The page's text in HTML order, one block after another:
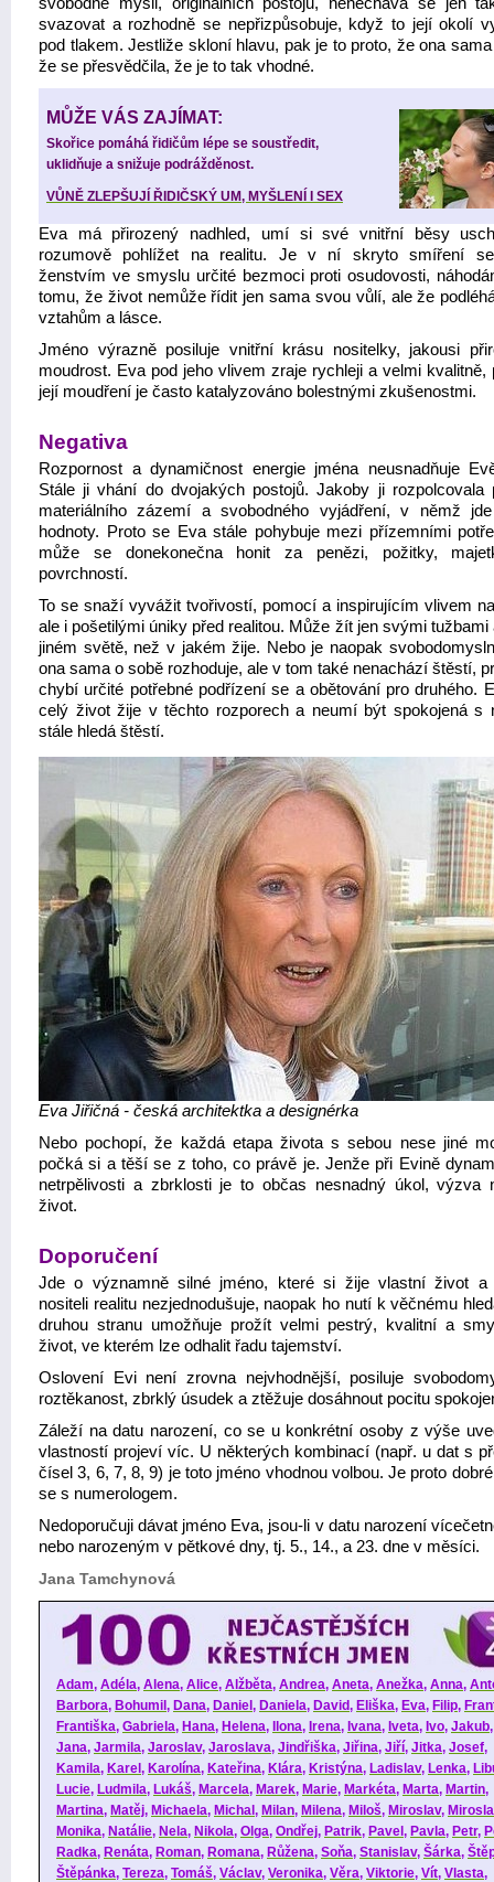
svazovat a rozhodně se nepřizpůsobuje, když to její okolí
pod tlakem. Jestliže skloní hlavu, pak je to proto, že ona
že se přesvědčila, že je to tak vhodné.
MŮŽE VÁS ZAJÍMAT:
Skořice pomáhá řidičům lépe se soustředit,
uklidňuje a snižuje podrážděnost.
VŮNĚ ZLEPŠUJÍ ŘIDIČSKÝ UM, MYŠLENÍ I SEX
Eva má přirozený nadhled, umí si své vnitřní běsy
rozumově pohlížet na realitu. Je v ní skryto smíření
ženstvím ve smyslu určité bezmoci proti osudovosti,
tomu, že život nemůže řídit jen sama svou vůlí, ale že
vztahům a lásce.
Jméno výrazně posiluje vnitřní krásu nositelky, jakousi
moudrost. Eva pod jeho vlivem zraje rychleji a velmi kvalitně,
její moudření je často katalyzováno bolestnými zkušenostmi.
Negativa
Rozpornost a dynamičnost energie jména neusnadňuje
Stále ji vhání do dvojakých postojů. Jakoby ji rozpolcovala
materiálního zázemí a svobodného vyjádření, v němž
hodnoty. Proto se Eva stále pohybuje mezi přízemními
může se donekonečna honit za penězi, požitky,
povrchností.
To se snaží vyvážit tvořivostí, pomocí a inspirujícím vlivem
ale i pošetilými úniky před realitou. Může žít jen svými tužbami
jiném světě, než v jakém žije. Nebo je naopak
ona sama o sobě rozhoduje, ale v tom také nenachází štěstí,
chybí určité potřebné podřízení se a obětování pro druhého.
celý život žije v těchto rozporech a neumí být spokojená s
stále hledá štěstí.
Eva Jiřičná - česká architektka a designérka
Nebo pochopí, že každá etapa života s sebou nese jiné
počká si a těší se z toho, co právě je. Jenže při Evině
netrpělivosti a zbrklosti je to občas nesnadný úkol, výzva
život.
Doporučení
Jde o významně silné jméno, které si žije vlastní život a
nositeli realitu nezjednodušuje, naopak ho nutí k věčnému
druhou stranu umožňuje prožít velmi pestrý, kvalitní a
život, ve kterém lze odhalit řadu tajemství.
Oslovení Evi není zrovna nejvhodnější, posiluje
roztěkanost, zbrklý úsudek a ztěžuje dosáhnout pocitu
Záleží na datu narození, co se u konkrétní osoby z výše
vlastností projeví víc. U některých kombinací (např. u dat s
čísel 3, 6, 7, 8, 9) je toto jméno vhodnou volbou. Je proto
se s numerologem.
Nedoporučuji dávat jméno Eva, jsou-li v datu narození
nebo narozeným v pětkové dny, tj. 5., 14., a 23. dne v měsíci.
Jana Tamchynová
Adam, Adéla, Alena, Alice, Alžběta, Andrea, Aneta, Anežka, Anna,
Barbora, Bohumil , Dana, Daniel , Daniela, David, Eliška, Eva, Filip,
Františka, Gabriela, Hana, Helena, Ilona, Irena, Ivana, Iveta, Ivo, Jakub
Jana, Jarmila, Jaroslav, Jaroslava, Jindřiška, Jiřina, Jiří, Jitka, Josef,
Kamila, Karel , Karolína, Kateřina, Klára, Kristýna, Ladislav, Lenka,
Lucie, Ludmila, Lukáš, Marcela, Marek, Marie, Markéta, Marta, Martin,
Martina, Matěj, Michaela, Michal , Milan, Milena, Miloš, Miroslav,
Monika, Natálie, Nela, Nikola, Olga, Ondřej, Patrik, Pavel , Pavla, Petr,
Radka, Renáta, Roman, Romana, Růžena, Soňa, Stanislav, Šárka,
Štěpánka, Tereza, Tomáš, Václav, Veronika, Věra, Viktorie, Vít, Vlasta,